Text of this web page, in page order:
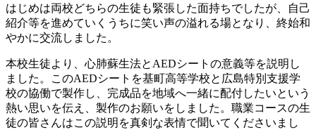
はじめは両校どちらの生徒も緊張した面持ちでしたが、自己
紹介等を進めていくうちに笑い声の溢れる場となり、終始和
やかに交流しました。
本校生徒より、心肺蘇生法とAEDシートの意義等を説明し
ました。このAEDシートを基町高等学校と広島特別支援学
校の協働で製作し、完成品を地域へ一緒に配付したいという
熱い思いを伝え、製作のお願いをしました。職業コースの生
徒の皆さんはこの説明を真剣な表情で聞いてくださいまし